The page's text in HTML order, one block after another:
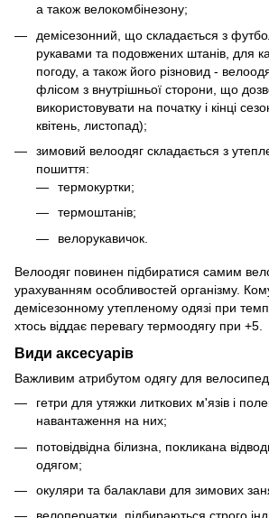
а також велокомбінезону;
демісезонний, що складається з
рукавами та подовжених штанів, для
погоду, а також його різновид -
флісом з внутрішньої сторони, що
використовувати на початку і кінці
квітень, листопад);
зимовий велоодяг складається з
пошиття:
термокуртки;
термоштанів;
велорукавичок.
Велоодяг повинен підбиратися самим
урахуванням особливостей організму.
демісезонному утепленому одязі при
хтось віддає перевагу термоодягу при +5.
Види аксесуарів
Важливим атрибутом одягу для
гетри для утяжки литкових м'язів і
навантаження на них;
потовідвідна білизна, покликана
одягом;
окуляри та балаклави для зимових